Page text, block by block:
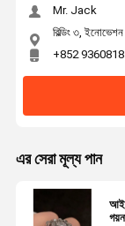
Mr. Jack
বিল্ডিং ৩, ইনোভেশন
+852
এর সেরা মূল্য পান